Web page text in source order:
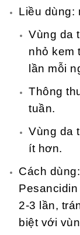
Liều dùng:
Vùng da
nhỏ kem
lần mỗi
Thông
tuần.
Vùng da
ít hơn.
Cách
2-3 lần,
biệt với